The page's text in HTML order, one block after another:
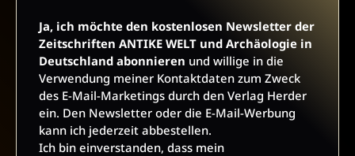
BARRIEREFREIHEIT IMPRESSUM
VERTRAG WIDERRUFEN
ABO ONLINE KÜNDIGEN
Ja, ich möchte den kostenlosen Newsletter der
Zeitschriften ANTIKE WELT und Archäologie in
Deutschland abonnieren und willige in die
Verwendung meiner Kontaktdaten zum Zweck
des E-Mail-Marketings durch den Verlag Herder
ein. Den Newsletter oder die E-Mail-Werbung
kann ich jederzeit abbestellen.
Ich bin einverstanden, dass mein